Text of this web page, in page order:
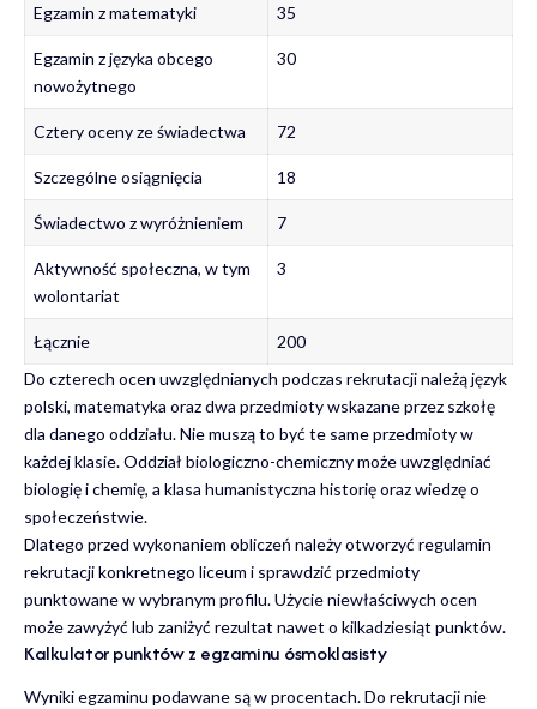
Egzamin z matematyki 35
Egzamin z języka obcego
nowożytnego
30
Cztery oceny ze świadectwa 72
Szczególne osiągnięcia 18
Świadectwo z wyróżnieniem 7
Aktywność społeczna, w tym
wolontariat
3
Łącznie
200
Do czterech ocen uwzględnianych podczas rekrutacji należą język
polski, matematyka oraz dwa przedmioty wskazane przez szkołę
dla danego oddziału. Nie muszą to być te same przedmioty w
każdej klasie. Oddział biologiczno-chemiczny może uwzględniać
biologię i chemię, a klasa humanistyczna historię oraz wiedzę o
społeczeństwie.
Dlatego przed wykonaniem obliczeń należy otworzyć regulamin
rekrutacji konkretnego liceum i sprawdzić przedmioty
punktowane w wybranym profilu. Użycie niewłaściwych ocen
może zawyżyć lub zaniżyć rezultat nawet o kilkadziesiąt punktów.
Kalkulator punktów z egzaminu ósmoklasisty
Wyniki egzaminu podawane są w procentach. Do rekrutacji nie